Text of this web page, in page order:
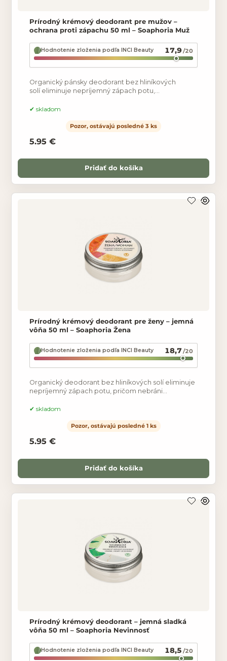
Prírodný krémový deodorant pre mužov –
ochrana proti zápachu 50 ml – Soaphoria Muž
Hodnotenie zloženia podľa INCI Beauty 17,9/20
Organický pánsky deodorant bez hliníkových
solí eliminuje nepríjemný zápach potu,
neupcháva póry.
skladom
Pozor, ostávajú posledné 3 ks
5.95 €
Pridať do košíka
Prírodný krémový deodorant pre ženy – jemná
vôňa 50 ml – Soaphoria Žena
Hodnotenie zloženia podľa INCI Beauty 18,7/20
Organický deodorant bez hliníkových solí eliminuje
nepríjemný zápach potu, pričom nebráni
Nezabraňuje
skladom
Pozor, ostávajú posledné 1 ks
5.95 €
Pridať do košíka
Prírodný krémový deodorant – jemná sladká
vôňa 50 ml – Soaphoria Nevinnosť
Hodnotenie zloženia podľa INCI Beauty 18,5 /20